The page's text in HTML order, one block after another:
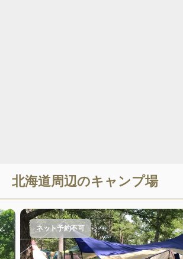
北海道周辺のキャンプ場
ネット予約不可